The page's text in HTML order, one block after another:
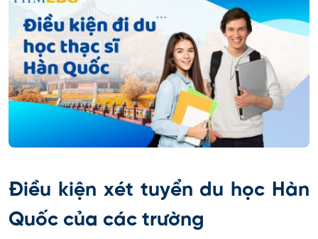
Điều kiện xét tuyển du học Hàn
Quốc của các trường